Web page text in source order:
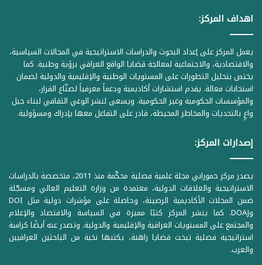
اهداف المركز:
يعمل المركز على إعداد البحوث والدراسات الاستراتيجية في المجالات السياسية،
والاقتصادية، والاجتماعية لمعالجة قضايا الواقع العراقي برؤية وطنية. كما
يختص بتحليل التطورات على المستويات الوطنية والإقليمية والدولية لضمان
استجابات فعالة. يقدم استشارات أكاديمية ودعماً معرفياً لصنّاع القرار،
والمؤسسات الحكومية وغير الحكومية. ويسعى لنشر الوعي الثقافي لبناء جيل
واعٍ بالتحديات والمخاطر المحيطة، قادر على التفاعل معها بإدراك ومسؤولية.
إصدارات المركز:
يصدر مركز حمورابي مجلة علمية فصلية محكّمة منذ 2011، متخصصة بالدراسات
الاستراتيجية والعلاقات الدولية، معتمدة من وزارة التعليم العالي ومسجّلة
ضمن المجلات الأكاديمية الرصينة، وحاصلة على مؤشرات دولية مثل DOI
وDOAJ. كما ينشر المركز كتبًا مميزة في السياسة والاقتصاد والإعلام
والمجتمع على المستويات العراقية والإقليمية والدولية. وتصدر عنه أيضًا كراسة
استراتيجية فصلية تبحث قضايا راهنة، يكتبها نخبة من الباحثين العراقيين
والعرب.